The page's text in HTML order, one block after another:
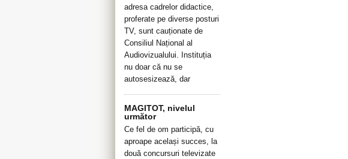
adresa cadrelor didactice,
proferate pe diverse posturi
TV, sunt cauționate de
Consiliul Național al
Audiovizualului. Instituția
nu doar că nu se
autosesizează, dar
MAGITOT, nivelul
următor
Ce fel de om participă, cu
aproape același succes, la
două concursuri televizate